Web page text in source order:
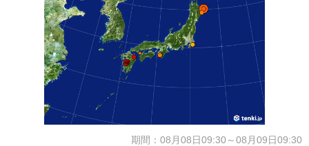
期間：08月08日09:30～08月09日09:30